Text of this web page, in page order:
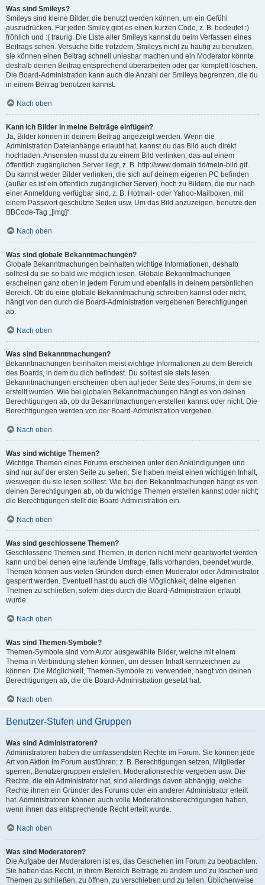
Was sind Smileys?
Smileys sind kleine Bilder, die benutzt werden können, um ein Gefühl
auszudrücken. Für jeden Smiley gibt es einen kurzen Code, z. B. bedeutet :)
fröhlich und :( traurig. Die Liste aller Smileys kannst du beim Verfassen eines
Beitrags sehen. Versuche bitte trotzdem, Smileys nicht zu häufig zu benutzen,
sie können einen Beitrag schnell unlesbar machen und ein Moderator könnte
deshalb deinen Beitrag entsprechend überarbeiten oder gar komplett löschen.
Die Board-Administration kann auch die Anzahl der Smileys begrenzen, die du
in einem Beitrag benutzen kannst.
Nach oben
Kann ich Bilder in meine Beiträge einfügen?
Ja, Bilder können in deinem Beitrag angezeigt werden. Wenn die
Administration Dateianhänge erlaubt hat, kannst du das Bild auch direkt
hochladen. Ansonsten musst du zu einem Bild verlinken, das auf einem
öffentlich zugänglichen Server liegt, z. B. http://www.domain.tld/mein-bild.gif.
Du kannst weder Bilder verlinken, die sich auf deinem eigenen PC befinden
(außer es ist ein öffentlich zugänglicher Server), noch zu Bildern, die nur nach
einer Anmeldung verfügbar sind, z. B. Hotmail- oder Yahoo-Mailboxen, mit
einem Passwort geschützte Seiten usw. Um das Bild anzuzeigen, benutze den
BBCode-Tag „[img]“.
Nach oben
Was sind globale Bekanntmachungen?
Globale Bekanntmachungen beinhalten wichtige Informationen, deshalb
solltest du sie so bald wie möglich lesen. Globale Bekanntmachungen
erscheinen ganz oben in jedem Forum und ebenfalls in deinem persönlichen
Bereich. Ob du eine globale Bekanntmachung schreiben kannst oder nicht,
hängt von den durch die Board-Administration vergebenen Berechtigungen
ab.
Nach oben
Was sind Bekanntmachungen?
Bekanntmachungen beinhalten meist wichtige Informationen zu dem Bereich
des Boards, in dem du dich befindest. Du solltest sie stets lesen.
Bekanntmachungen erscheinen oben auf jeder Seite des Forums, in dem sie
erstellt wurden. Wie bei globalen Bekanntmachungen hängt es von deinen
Berechtigungen ab, ob du Bekanntmachungen erstellen kannst oder nicht. Die
Berechtigungen werden von der Board-Administration vergeben.
Nach oben
Was sind wichtige Themen?
Wichtige Themen eines Forums erscheinen unter den Ankündigungen und
sind nur auf der ersten Seite zu sehen. Sie haben meist einen wichtigen Inhalt,
weswegen du sie lesen solltest. Wie bei den Bekanntmachungen hängt es von
deinen Berechtigungen ab, ob du wichtige Themen erstellen kannst oder nicht;
die Berechtigungen stellt die Board-Administration ein.
Nach oben
Was sind geschlossene Themen?
Geschlossene Themen sind Themen, in denen nicht mehr geantwortet werden
kann und bei denen eine laufende Umfrage, falls vorhanden, beendet wurde.
Themen können aus vielen Gründen durch einen Moderator oder Administrator
gesperrt werden. Eventuell hast du auch die Möglichkeit, deine eigenen
Themen zu schließen, sofern dies durch die Board-Administration erlaubt
wurde.
Nach oben
Was sind Themen-Symbole?
Themen-Symbole sind vom Autor ausgewählte Bilder, welche mit einem
Thema in Verbindung stehen können, um dessen Inhalt kennzeichnen zu
können. Die Möglichkeit, Themen-Symbole zu verwenden, hängt von deinen
Berechtigungen ab, die die Board-Administration gesetzt hat.
Nach oben
Benutzer-Stufen und Gruppen
Was sind Administratoren?
Administratoren haben die umfassendsten Rechte im Forum. Sie können jede
Art von Aktion im Forum ausführen; z. B. Berechtigungen setzen, Mitglieder
sperren, Benutzergruppen erstellen, Moderationsrechte vergeben usw. Die
Rechte, die ein Administrator hat, sind allerdings davon abhängig, welche
Rechte ihnen ein Gründer des Forums oder ein anderer Administrator erteilt
hat. Administratoren können auch volle Moderationsberechtigungen haben,
wenn ihnen das entsprechende Recht erteilt wurde.
Nach oben
Was sind Moderatoren?
Die Aufgabe der Moderatoren ist es, das Geschehen im Forum zu beobachten.
Sie haben das Recht, in ihrem Bereich Beiträge zu ändern und zu löschen und
Themen zu schließen, zu öffnen, zu verschieben und zu teilen. Üblicherweise